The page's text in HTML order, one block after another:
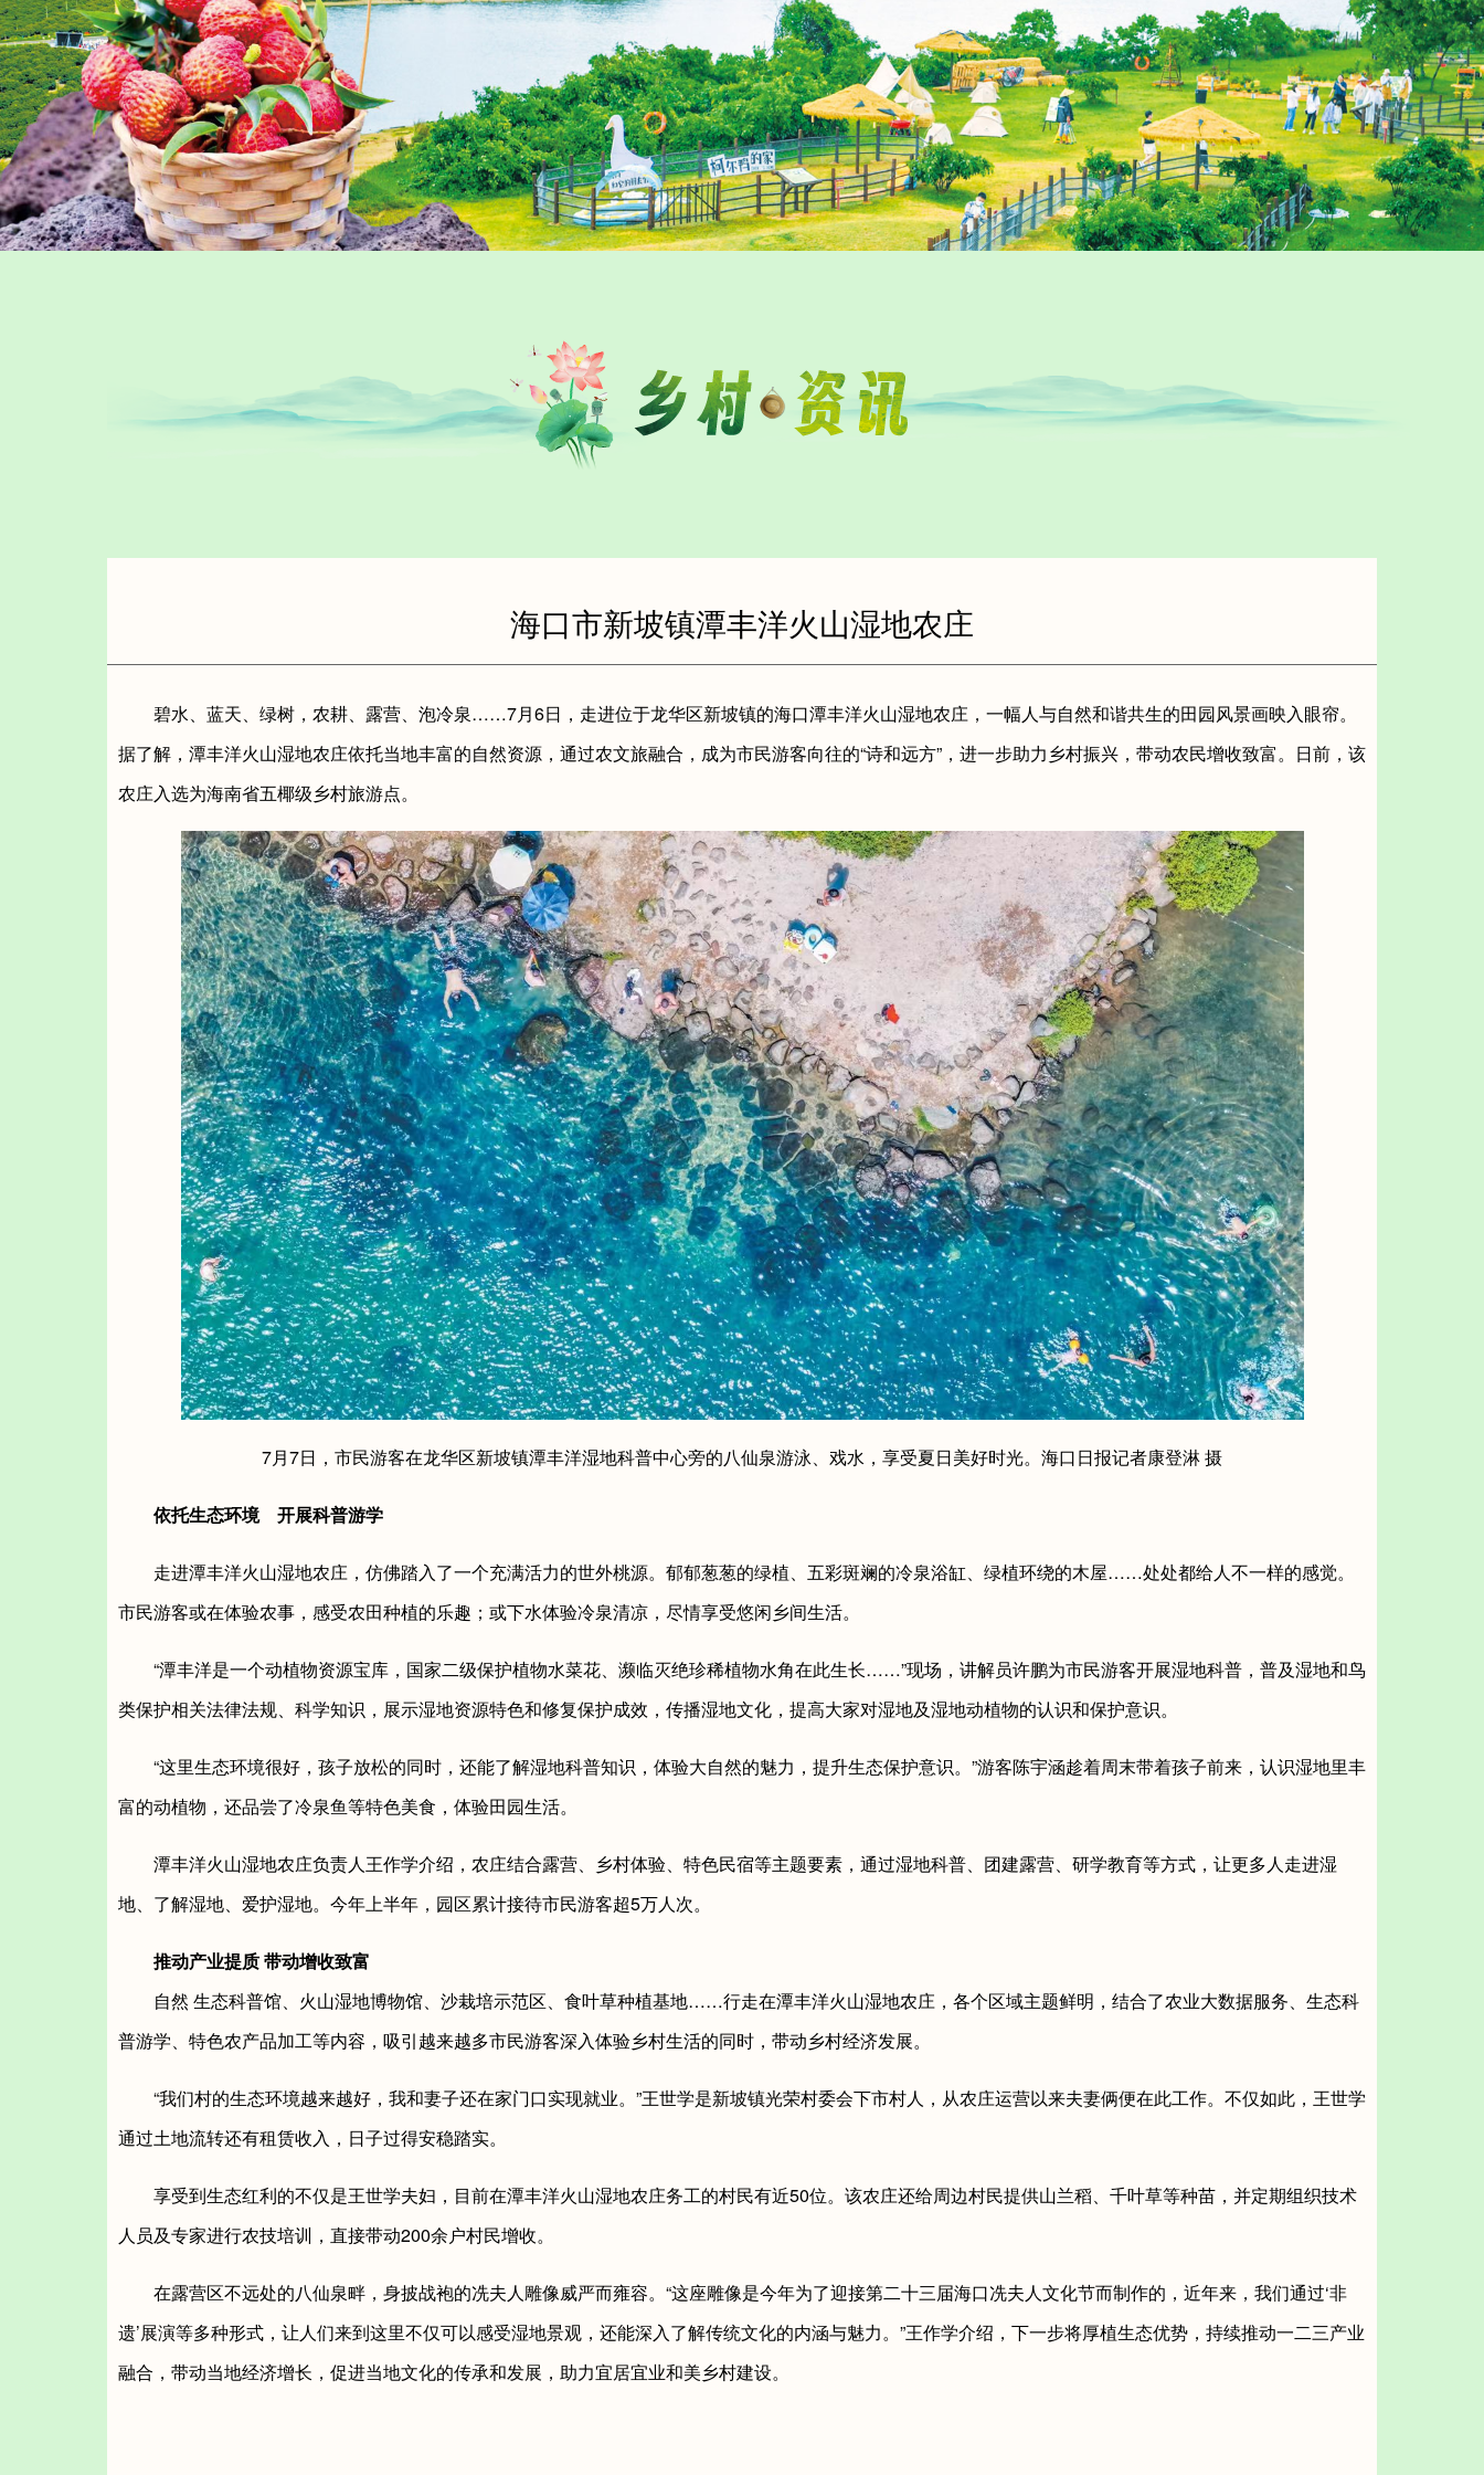
海口市新坡镇潭丰洋火山湿地农庄
碧水、蓝天、绿树，农耕、露营、泡冷泉……7月6日，走进位于龙华区新坡镇的海口潭丰洋火山湿地农庄，一幅人与自然和谐共生的田园风景画映入眼帘。
据了解，潭丰洋火山湿地农庄依托当地丰富的自然资源，通过农文旅融合，成为市民游客向往的“诗和远方”，进一步助力乡村振兴，带动农民增收致富。日前，该
农庄入选为海南省五椰级乡村旅游点。
7月7日，市民游客在龙华区新坡镇潭丰洋湿地科普中心旁的八仙泉游泳、戏水，享受夏日美好时光。海口日报记者康登淋 摄
依托生态环境 开展科普游学
走进潭丰洋火山湿地农庄，仿佛踏入了一个充满活力的世外桃源。郁郁葱葱的绿植、五彩斑斓的冷泉浴缸、绿植环绕的木屋……处处都给人不一样的感觉。
市民游客或在体验农事，感受农田种植的乐趣；或下水体验冷泉清凉，尽情享受悠闲乡间生活。
“潭丰洋是一个动植物资源宝库，国家二级保护植物水菜花、濒临灭绝珍稀植物水角在此生长……”现场，讲解员许鹏为市民游客开展湿地科普，普及湿地和鸟
类保护相关法律法规、科学知识，展示湿地资源特色和修复保护成效，传播湿地文化，提高大家对湿地及湿地动植物的认识和保护意识。
“这里生态环境很好，孩子放松的同时，还能了解湿地科普知识，体验大自然的魅力，提升生态保护意识。”游客陈宇涵趁着周末带着孩子前来，认识湿地里丰
富的动植物，还品尝了冷泉鱼等特色美食，体验田园生活。
潭丰洋火山湿地农庄负责人王作学介绍，农庄结合露营、乡村体验、特色民宿等主题要素，通过湿地科普、团建露营、研学教育等方式，让更多人走进湿
地、了解湿地、爱护湿地。今年上半年，园区累计接待市民游客超5万人次。
推动产业提质 带动增收致富
自然 生态科普馆、火山湿地博物馆、沙栽培示范区、食叶草种植基地……行走在潭丰洋火山湿地农庄，各个区域主题鲜明，结合了农业大数据服务、生态科
普游学、特色农产品加工等内容，吸引越来越多市民游客深入体验乡村生活的同时，带动乡村经济发展。
“我们村的生态环境越来越好，我和妻子还在家门口实现就业。”王世学是新坡镇光荣村委会下市村人，从农庄运营以来夫妻俩便在此工作。不仅如此，王世学
通过土地流转还有租赁收入，日子过得安稳踏实。
享受到生态红利的不仅是王世学夫妇，目前在潭丰洋火山湿地农庄务工的村民有近50位。该农庄还给周边村民提供山兰稻、千叶草等种苗，并定期组织技术
人员及专家进行农技培训，直接带动200余户村民增收。
在露营区不远处的八仙泉畔，身披战袍的冼夫人雕像威严而雍容。“这座雕像是今年为了迎接第二十三届海口冼夫人文化节而制作的，近年来，我们通过‘非
遗’展演等多种形式，让人们来到这里不仅可以感受湿地景观，还能深入了解传统文化的内涵与魅力。”王作学介绍，下一步将厚植生态优势，持续推动一二三产业
融合，带动当地经济增长，促进当地文化的传承和发展，助力宜居宜业和美乡村建设。